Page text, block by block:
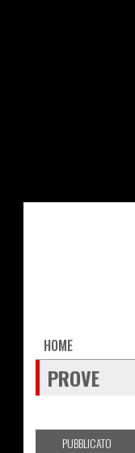
Main
navigation
HOME
PROVE
PUBBLICATO